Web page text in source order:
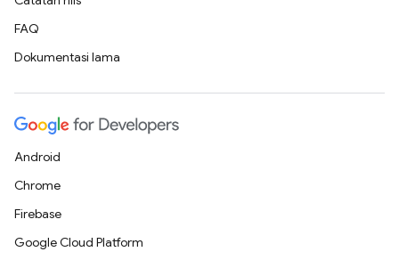
FAQ
Dokumentasi lama
Android
Chrome
Firebase
Google Cloud Platform